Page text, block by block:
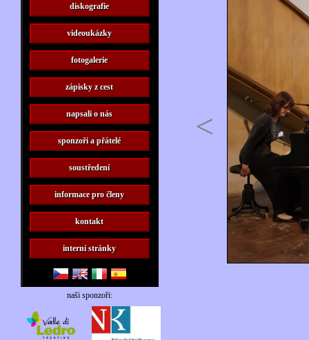
<
diskografie
videoukázky
fotogalerie
zápisky z cest
napsali o nás
sponzoři a přátelé
soustředení
informace pro členy
kontakt
interní stránky
naši sponzoři: